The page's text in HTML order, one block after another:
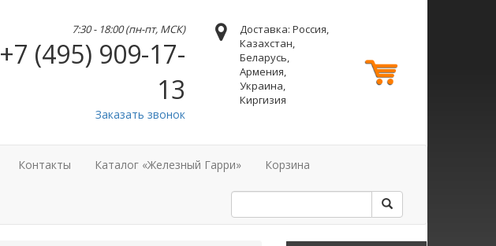
7:30 - 18:00 (пн-пт, МСК)
+7 (495) 909-17-
13
Заказать звонок
Доставка: Россия,
Казахстан,
Беларусь,
Армения,
Украина,
Киргизия
Контакты Каталог «Железный Гарри» Корзина